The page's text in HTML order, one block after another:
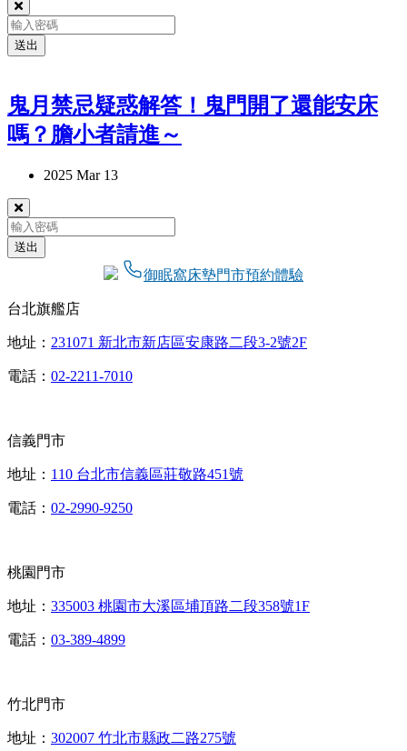
芮爸芮媽睡了一陣子的心得
獨立筒效果超讚！
(看看影片中芮媽多奮力的翻身啊🤣)
孩子在床邊玩耍又更安全一些
780式獨立筒床墊下沉幅度小，睡得更安穩
✨優惠部分：
凡是有下訂床墊、出示此篇貼文給門市人員看就可以享95折優
https://reurl.cc/qLodpq
現在預約還有小禮物跟2000折價券！
官網也有商城可以下單呢～
送出
鬼月禁忌疑惑解答！鬼門開了還能安床
嗎？膽小者請進～
2025 Mar 13
送出
御眠窩床墊門市預約體驗
台北旗艦店
地址： 231071 新北市新店區安康路二段3-2號2F
電話： 02-2211-7010
信義門市
地址： 110 台北市信義區莊敬路451號
電話： 02-2990-9250
桃園門市
地址： 335003 桃園市大溪區埔頂路二段358號1F
電話： 03-389-4899
竹北門市
地址： 302007 竹北市縣政二路275號